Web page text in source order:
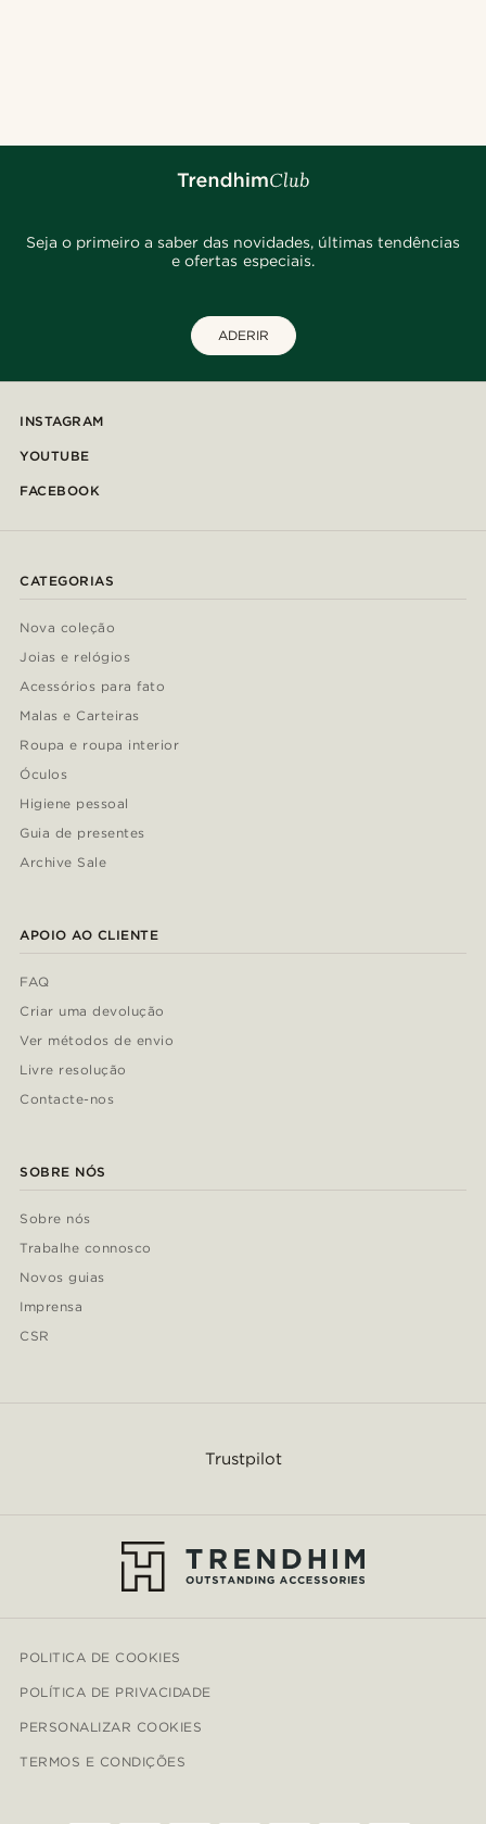
Seja o primeiro a saber das novidades, últimas tendências
e ofertas especiais.
ADERIR
INSTAGRAM
YOUTUBE
FACEBOOK
CATEGORIAS
Nova coleção
Joias e relógios
Acessórios para fato
Malas e Carteiras
Roupa e roupa interior
Óculos
Higiene pessoal
Guia de presentes
Archive Sale
APOIO AO CLIENTE
FAQ
Criar uma devolução
Ver métodos de envio
Livre resolução
Contacte-nos
SOBRE NÓS
Sobre nós
Trabalhe connosco
Novos guias
Imprensa
CSR
Trustpilot
POLITICA DE COOKIES
POLÍTICA DE PRIVACIDADE
PERSONALIZAR COOKIES
TERMOS E CONDIÇÕES